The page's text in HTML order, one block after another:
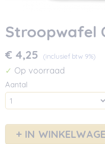
Stroopwafel
€ 4,25 (inclusief btw 9%)
✓ Op voorraad
Aantal
IN